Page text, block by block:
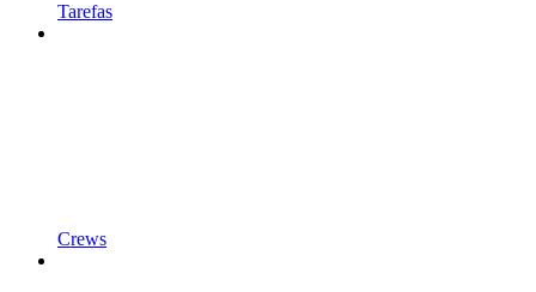
Tarefas
Crews